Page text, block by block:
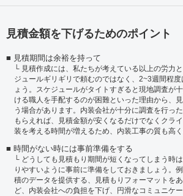
見積金額を下げるためのポイント
見積期間は余裕を持って
見積作成には、私たちが考えている以上の労力
ジュールギリギリで頼むのではなく、2~3週間程
ょう。スケジュールがタイトすぎると現地調査が
ける職人を手配するのが困難といった理由から、
う場合があります。内装会社が十分に調査を行っ
もらえれば、見積金額が安くなるだけでなくクラ
装を考える時間が増えるため、内装工事の質も高く
時間がない時には事前準備をする
どうしても見積もり期間が短くなってしまう時
りやすいように事前に準備をしておきましょう。
積のデータを提供する、見積もりフォーマットを
ど、内装会社への負担を下げ、円滑なコミュニケ